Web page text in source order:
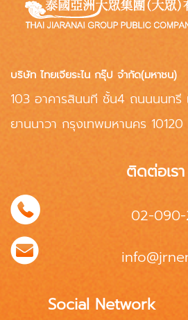
บริษัท ไทยเจียระไน กรุ๊ป จำกัด(มหาชน)
103 อาคารสินนที ชั้น4 ถนนนนทรี
ยานนาวา กรุงเทพมหานคร 10120
ติดต่อเรา
02-
Social Network